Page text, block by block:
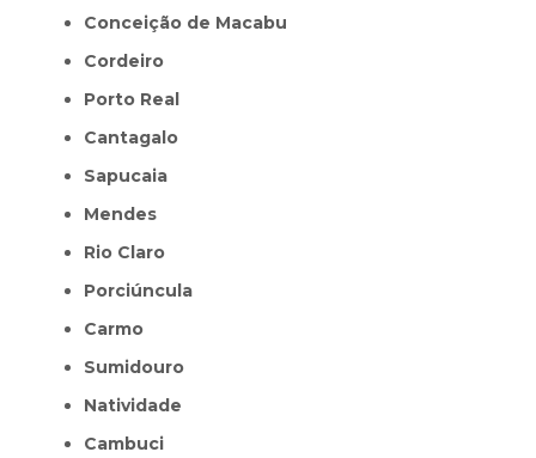
Conceição de Macabu
Cordeiro
Porto Real
Cantagalo
Sapucaia
Mendes
Rio Claro
Porciúncula
Carmo
Sumidouro
Natividade
Cambuci